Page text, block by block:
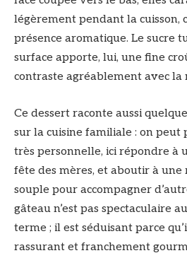
légèrement pendant la cuisson,
présence aromatique. Le sucre
surface apporte, lui, une fine
contraste agréablement avec la
Ce dessert raconte aussi
sur la cuisine familiale : on peut
très personnelle, ici répondre à
fête des mères, et aboutir à
souple pour accompagner
gâteau n’est pas spectaculaire
terme ; il est séduisant parce
rassurant et franchement